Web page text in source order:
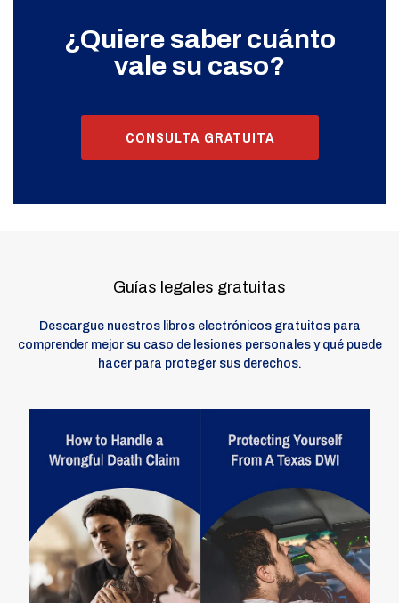
¿Quiere saber cuánto
vale su caso?
CONSULTA GRATUITA
Guías legales gratuitas
Descargue nuestros libros electrónicos gratuitos para
comprender mejor su caso de lesiones personales y qué puede
hacer para proteger sus derechos.